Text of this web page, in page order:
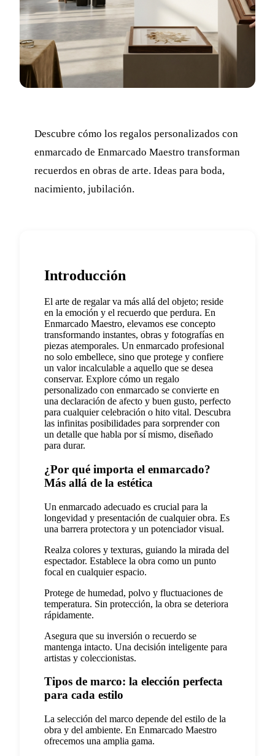
Descubre cómo los regalos personalizados con
enmarcado de Enmarcado Maestro transforman
recuerdos en obras de arte. Ideas para boda,
nacimiento, jubilación.
Introducción
El arte de regalar va más allá del objeto; reside
en la emoción y el recuerdo que perdura. En
Enmarcado Maestro, elevamos ese concepto
transformando instantes, obras y fotografías en
piezas atemporales. Un enmarcado profesional
no solo embellece, sino que protege y confiere
un valor incalculable a aquello que se desea
conservar. Explore cómo un regalo
personalizado con enmarcado se convierte en
una declaración de afecto y buen gusto, perfecto
para cualquier celebración o hito vital. Descubra
las infinitas posibilidades para sorprender con
un detalle que habla por sí mismo, diseñado
para durar.
¿Por qué importa el enmarcado?
Más allá de la estética
Un enmarcado adecuado es crucial para la
longevidad y presentación de cualquier obra. Es
una barrera protectora y un potenciador visual.
Realza colores y texturas, guiando la mirada del
espectador. Establece la obra como un punto
focal en cualquier espacio.
Protege de humedad, polvo y fluctuaciones de
temperatura. Sin protección, la obra se deteriora
rápidamente.
Asegura que su inversión o recuerdo se
mantenga intacto. Una decisión inteligente para
artistas y coleccionistas.
Tipos de marco: la elección perfecta
para cada estilo
La selección del marco depende del estilo de la
obra y del ambiente. En Enmarcado Maestro
ofrecemos una amplia gama.